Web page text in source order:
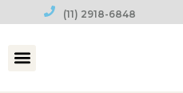
(11) 2918-6848